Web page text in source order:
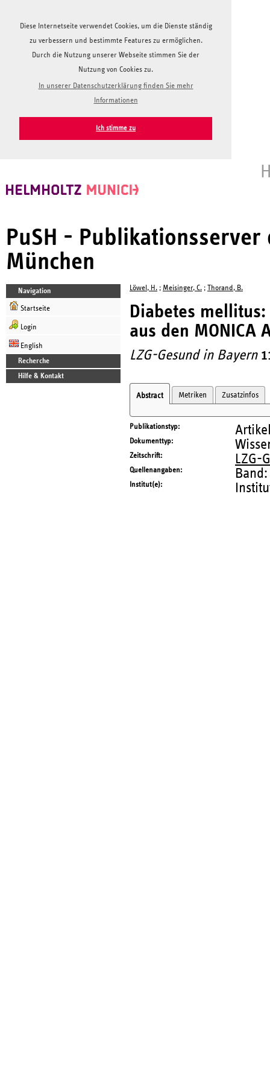
Diese Internetseite verwendet Cookies, um die Dienste ständig
zu verbessern und bestimmte Features zu ermöglichen.
Durch die Nutzung unserer Webseite stimmen Sie der
Nutzung von Cookies zu.
In unserer Datenschutzerklärung finden Sie mehr
Informationen
Ich stimme zu
PuSH -
München
Navigation
Startseite
Login
English
Recherche
Hilfe & Kontakt
Löwel, H. ; Meisinger, C. ; Thorand, B.
Diabetes
aus den MONICA
LZG-Gesund in Bayern
Abstract Metriken Zusatzinfos
Publikationstyp
Dokumenttyp
Zeitschrift LZG-
Quellenangaben
Institut(e)